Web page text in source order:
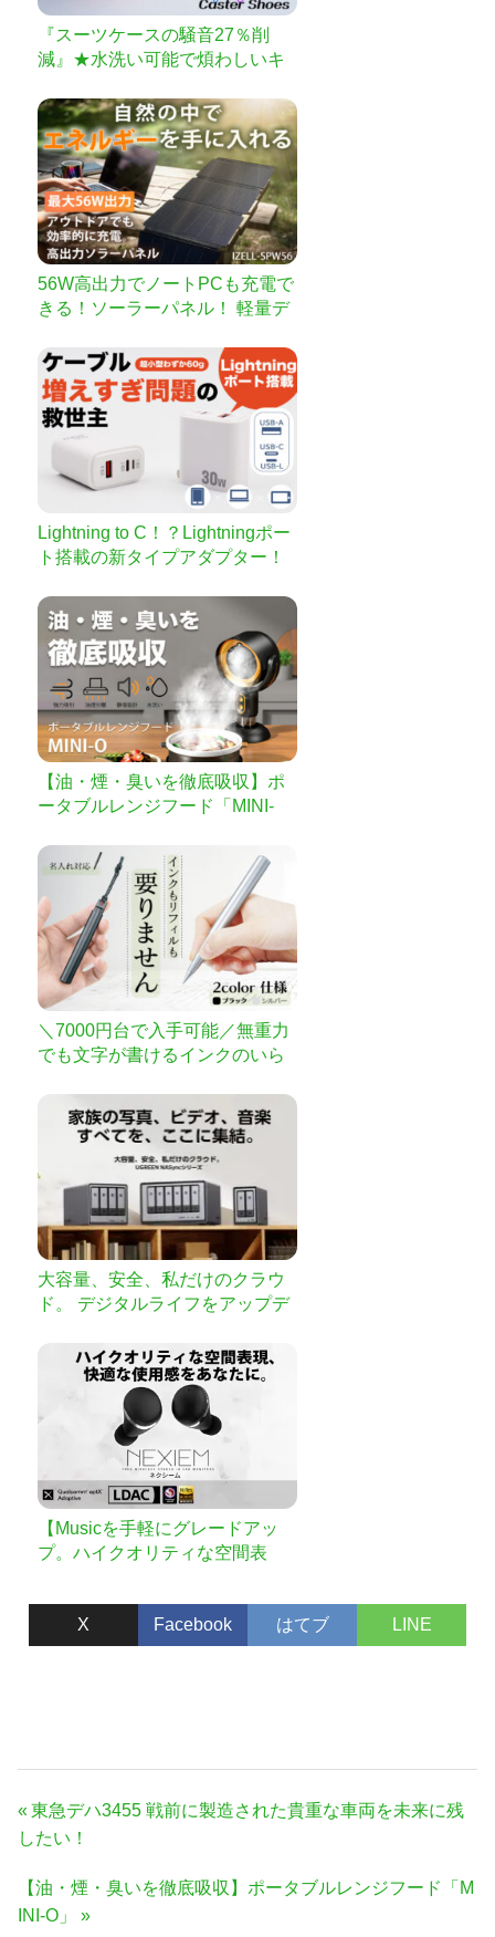
『スーツケースの騒音27％削
減』★水洗い可能で煩わしいキ
ーツケースの衝撃や振動も軽減
出来て体への負担も減らせる
【Caster専用Shoes】
56W高出力でノートPCも充電で
きる！ソーラーパネル！ 軽量デ
高速充電！
Lightning to C！？Lightningポー
ト搭載の新タイプアダプター！
プター「Alive」
【油・煙・臭いを徹底吸収】ポ
ータブルレンジフード「MINI-
＼7000円台で入手可能／無重力
でも文字が書けるインクのいら
かな書き心地の「EternPen」
大容量、安全、私だけのクラウ
ド。 デジタルライフをアップデ
ズがいよいよ日本上陸！
【Musicを手軽にグレードアッ
プ。ハイクオリティな空間表
ワイヤレスイヤホン NEXIEM
（ネクシーム）
X Facebook はてブ LINE
投
稿
ビ
ゲ
前
の
事:
東急デハ3455 戦前に製造された貴重な車両を未来に残
したい！
次
の
【油・煙・臭いを徹底吸収】ポータブルレンジフード「M
INI-O」